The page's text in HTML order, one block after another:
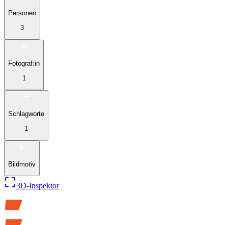
Personen
3
Fotograf:in
1
Schlagworte
1
Bildmotiv
3D-Inspektor